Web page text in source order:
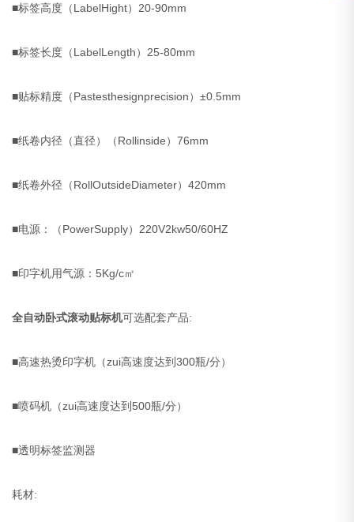
■标签高度（LabelHight）20-90mm
■标签长度（LabelLength）25-80mm
■贴标精度（Pastesthesignprecision）±0.5mm
■纸卷内径（直径）（Rollinside）76mm
■纸卷外径（RollOutsideDiameter）420mm
■电源：（PowerSupply）220V2kw50/60HZ
■印字机用气源：5Kg/c㎡
全自动卧式滚动贴标机可选配套产品:
■高速热烫印字机（zui高速度达到300瓶/分）
■喷码机（zui高速度达到500瓶/分）
■透明标签监测器
耗材: